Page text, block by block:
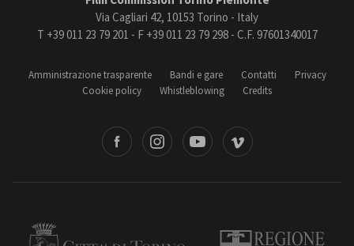
Via Cagliari 42, 10153 Torino - Italy
T +39 011 23 79 201 - F +39 011 23 79 298 - C.F. 97601340017
Amministrazione trasparente Bandi e gare Contatti
Privacy
Cookie policy
Whistleblowing Credits
Vimeo
Regione Piemonte